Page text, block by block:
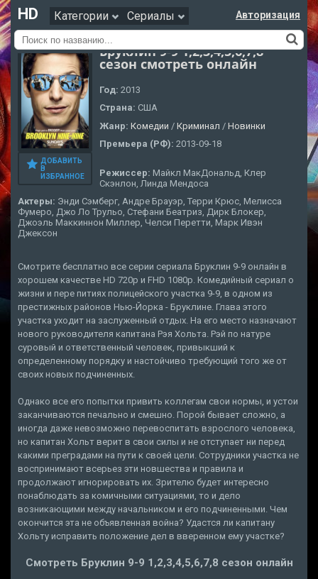
HD Категории Сериалы Авторизация
ДОБАВИТЬ
В
ИЗБРАННОЕ
Бруклин 9-9 1,2,3,4,5,6,7,8
сезон смотреть онлайн
Год: 2013
Страна: США
Жанр: Комедии / Криминал / Новинки
Премьера (РФ): 2013-09-18
Режиссер: Майкл МакДональд, Клер
Скэнлон, Линда Мендоса
Актеры: Энди Сэмберг, Андре Брауэр, Терри Крюс, Мелисса
Фумеро, Джо Ло Трульо, Стефани Беатриз, Дирк Блокер,
Джоэль Маккиннон Миллер, Челси Перетти, Марк Ивэн
Джексон
Смотрите бесплатно все серии сериала Бруклин 9-9 онлайн в
хорошем качестве HD 720p и FHD 1080p. Комедийный сериал о
жизни и пере питиях полицейского участка 9-9, в одном из
престижных районов Нью-Йорка - Бруклине. Глава этого
участка уходит на заслуженный отдых. На его место назначают
нового руководителя капитана Рэя Хольта. Рэй по натуре
суровый и ответственный человек, привыкший к
определенному порядку и настойчиво требующий того же от
своих новых подчиненных.
Однако все его попытки привить коллегам свои нормы, и устои
заканчиваются печально и смешно. Порой бывает сложно, а
иногда даже невозможно перевоспитать взрослого человека,
но капитан Хольт верит в свои силы и не отступает ни перед
какими преградами на пути к своей цели. Сотрудники участка не
воспринимают всерьез эти новшества и правила и
продолжают игнорировать их. Зрителю будет интересно
понаблюдать за комичными ситуациями, то и дело
возникающими между начальником и его подчиненными. Чем
окончится эта не объявленная война? Удастся ли капитану
Хольту исправить положение дел в вверенном ему участке?
Смотреть Бруклин 9-9 1,2,3,4,5,6,7,8 сезон онлайн